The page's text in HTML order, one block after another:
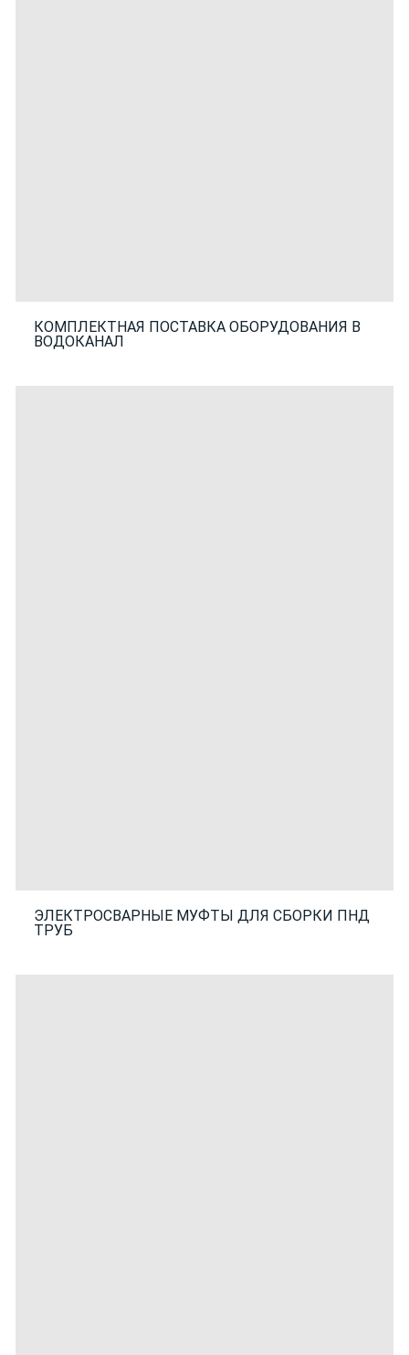
КОМПЛЕКТНАЯ ПОСТАВКА ОБОРУДОВАНИЯ В
ВОДОКАНАЛ
ЭЛЕКТРОСВАРНЫЕ МУФТЫ ДЛЯ СБОРКИ ПНД
ТРУБ